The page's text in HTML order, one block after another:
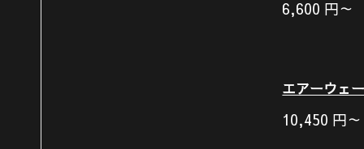
6,600 円～
エアーウェ
10,450 円～